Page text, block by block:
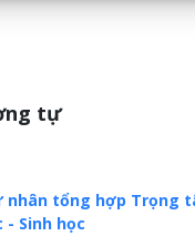
tự
nhân tổng hợp Trọng
- Sinh học